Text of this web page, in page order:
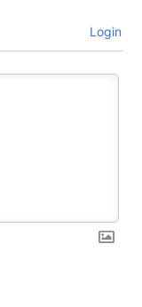
Login